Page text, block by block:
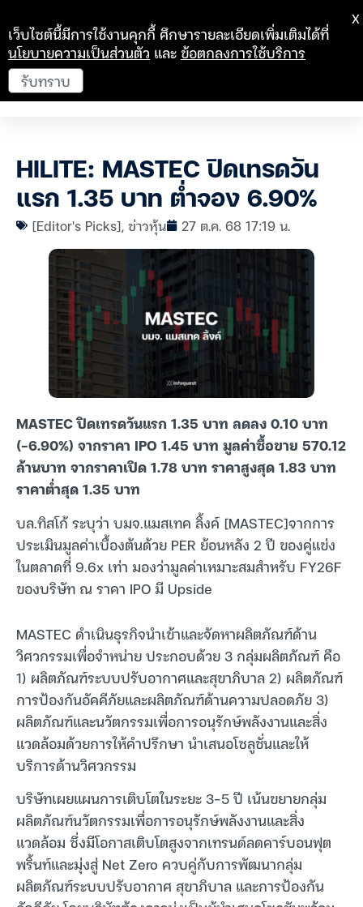
HILITE: MASTEC ปิดเทรดวัน
แรก 1.35 บาท ต่ำจอง 6.90%
[Editor's Picks],ข่าวหุ้น 27 ต.ค. 68 17:19 น.
MASTEC ปิดเทรดวันแรก 1.35 บาท ลดลง 0.10 บาท
(-6.90%) จากราคา IPO 1.45 บาท มูลค่าซื้อขาย 570.12
ล้านบาท จากราคาเปิด 1.78 บาท ราคาสูงสุด 1.83 บาท
ราคาต่ำสุด 1.35 บาท
บล.ทิสโก้ ระบุว่า บมจ.แมสเทค ลิ้งค์ [MASTEC]จากการ
ประเมินมูลค่าเบื้องต้นด้วย PER ย้อนหลัง 2 ปี ของคู่แข่ง
ในตลาดที่ 9.6x เท่า มองว่ามูลค่าเหมาะสมสำหรับ FY26F
ของบริษัท ณ ราคา IPO มี Upside
MASTEC ดำเนินธุรกิจนำเข้าและจัดหาผลิตภัณฑ์ด้าน
วิศวกรรมเพื่อจำหน่าย ประกอบด้วย 3 กลุ่มผลิตภัณฑ์ คือ
1) ผลิตภัณฑ์ระบบปรับอากาศและสุขาภิบาล 2) ผลิตภัณฑ์
การป้องกันอัคคีภัยและผลิตภัณฑ์ด้านความปลอดภัย 3)
ผลิตภัณฑ์และนวัตกรรมเพื่อการอนุรักษ์พลังงานและสิ่ง
แวดล้อมด้วยการให้คำปรึกษา นำเสนอโซลูชั่นและให้
บริการด้านวิศวกรรม
บริษัทเผยแผนการเติบโตในระยะ 3-5 ปี เน้นขยายกลุ่ม
ผลิตภัณฑ์นวัตกรรมเพื่อการอนุรักษ์พลังงานและสิ่ง
แวดล้อม ซึ่งมีโอกาสเติบโตสูงจากเทรนด์ลดคาร์บอนฟุต
พริ้นท์และมุ่งสู่ Net Zero ควบคู่กับการพัฒนากลุ่ม
ผลิตภัณฑ์ระบบปรับอากาศ สุขาภิบาล และการป้องกัน
เว็บไซต์นี้มีการใช้งานคุกกี้ ศึกษารายละเอียดเพิ่มเติมได้ที่
นโยบายความเป็นส่วนตัว และข้อตกลงการใช้บริการ
รับทราบ
X